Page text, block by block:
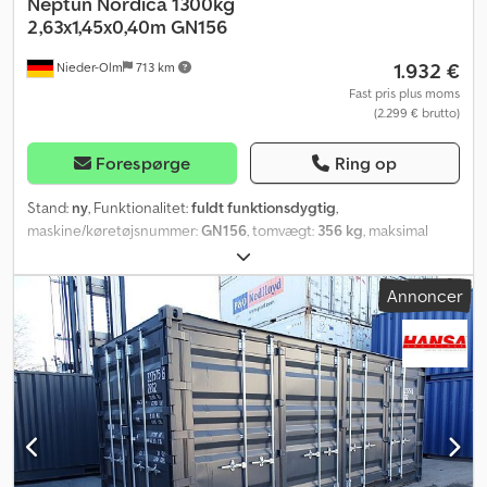
Nieder-Olm 713 km
2,63x1,45x0,40m GN156
1.932 €
Fast pris plus moms
(2.299 € brutto)
Forespørge Ring op
Stand: ny, Funktionalitet:fuldt funktionsdygtig,
maskine/køretøjsnummer:GN156 , tomvægt: 356 kg , maksimal
1.300 kg
aksler, længde af lastrum:2.630 mm, læsningsbredde:1.450 mm,
lastepladshøjde:
, Udstyr:uploader, Sidevæg, ræling og
andet tilbehør - Sidepaneler af galvaniseret stålplade, 40 cm høje,
dobbeltsidet - med spændelukninger - sidepaneler, der kan
klappes ned og tages af på alle sider - hjørnestolper kan tages ud
- hurtig ombygning til platformstrailer - robuste og
langtidsholdbare hængsler Mulighed for montering af presenning
og net - monterede beslag til fastgørelse af presenning og net
Chassis og ramme - kugletræk med sikkerhedsindikator - delvist
varmgalvaniseret - boltet chassis med V-trækstang - ramme med
Annoncer